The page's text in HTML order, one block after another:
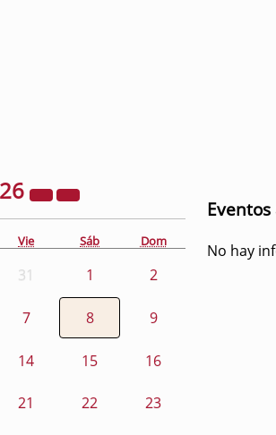
Vie Sáb Dom
31 1 2
7 8 9
14 15 16
21 22 23
No hay